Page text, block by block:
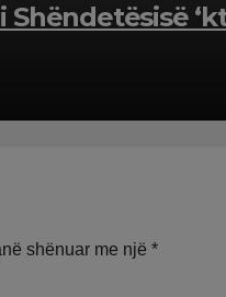
shënuar me një *